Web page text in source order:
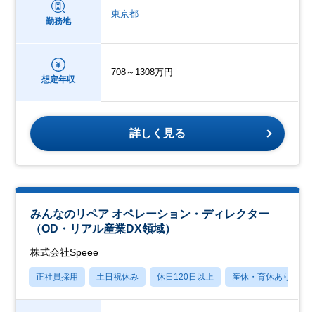
勤務地
東京都
想定年収
708～1308万円
詳しく見る
みんなのリペア オペレーション・ディレクター
（OD・リアル産業DX領域）
株式会社Speee
正社員採用 土日祝休み 休日120日以上 産休・育休あり